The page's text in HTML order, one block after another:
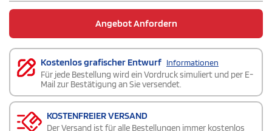
Angebot Anfordern
Kostenlos grafischer Entwurf Informationen
Für jede Bestellung wird ein Vordruck simuliert und per E-
Mail zur Bestätigung an Sie versendet.
KOSTENFREIER VERSAND
Der Versand ist für alle Bestellungen immer kostenlos